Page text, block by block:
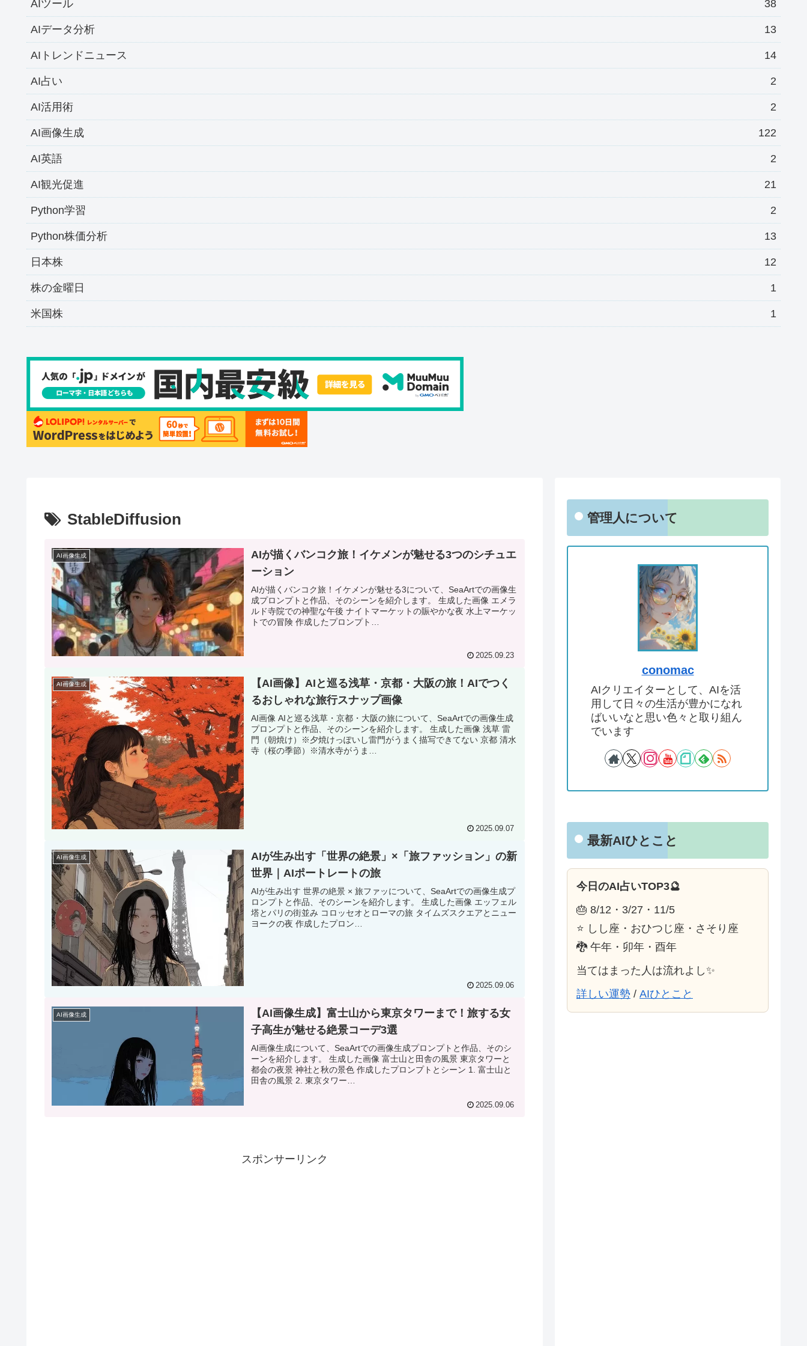
AIツール 38
AIデータ分析 13
AIトレンドニュース 14
AI占い 2
AI活用術 2
AI画像生成 122
AI英語 2
AI観光促進 21
Python学習 2
Python株価分析 13
日本株 12
株の金曜日 1
米国株 1
StableDiffusion
AI画像生成
AIが描くバンコク旅！イケメンが魅せる3つのシチュエ
ーション
AIが描くバンコク旅！イケメンが魅せる3について、SeaArtでの画像生
成プロンプトと作品、そのシーンを紹介します。 生成した画像 エメラ
ルド寺院での神聖な午後 ナイトマーケットの賑やかな夜 水上マーケッ
トでの冒険 作成したプロンプト…
2025.09.23
AI画像生成
【AI画像】AIと巡る浅草・京都・大阪の旅！AIでつく
るおしゃれな旅行スナップ画像
AI画像 AIと巡る浅草・京都・大阪の旅について、SeaArtでの画像生成
プロンプトと作品、そのシーンを紹介します。 生成した画像 浅草 雷
門（朝焼け）※夕焼けっぽいし雷門がうまく描写できてない 京都 清水
寺（桜の季節）※清水寺がうま…
2025.09.07
AI画像生成
AIが生み出す「世界の絶景」×「旅ファッション」の新
世界｜AIポートレートの旅
AIが生み出す 世界の絶景 × 旅ファッについて、SeaArtでの画像生成プ
ロンプトと作品、そのシーンを紹介します。 生成した画像 エッフェル
塔とパリの街並み コロッセオとローマの旅 タイムズスクエアとニュー
ヨークの夜 作成したプロン…
2025.09.06
AI画像生成
【AI画像生成】富士山から東京タワーまで！旅する女
子高生が魅せる絶景コーデ3選
AI画像生成について、SeaArtでの画像生成プロンプトと作品、そのシ
ーンを紹介します。 生成した画像 富士山と田舎の風景 東京タワーと
都会の夜景 神社と秋の景色 作成したプロンプトとシーン 1. 富士山と
田舎の風景 2. 東京タワー…
2025.09.06
スポンサーリンク
管理人について
conomac
AIクリエイターとして、AIを活
用して日々の生活が豊かになれ
ばいいなと思い色々と取り組ん
でいます
最新AIひとこと
今日のAI占いTOP3🔮
🎂 8/12・3/27・11/5
⭐ しし座・おひつじ座・さそり座
🐉 午年・卯年・酉年
当てはまった人は流れよし✨
詳しい運勢 / AIひとこと